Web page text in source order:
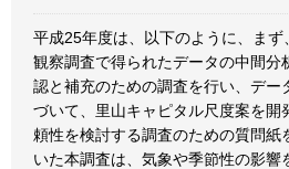
平成25年度は、以下のように、まず
観察調査で得られたデータの中間分
認と補充のための調査を行い、デー
づいて、里山キャピタル尺度案を開
頼性を検討する調査のための質問紙
いた本調査は、気象や季節性の影響